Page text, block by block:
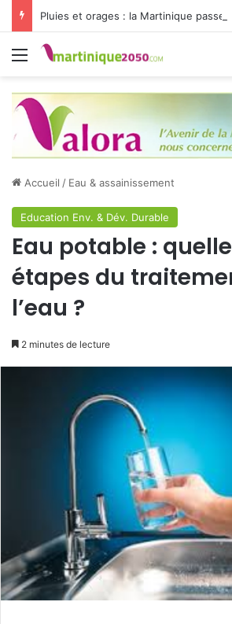
Pluies et orages : la Martinique passe
Menu
Accueil / Eau & assainissement
Education Env. & Dév. Durable
Eau potable :
étapes du
l’eau ?
2 minutes de lecture